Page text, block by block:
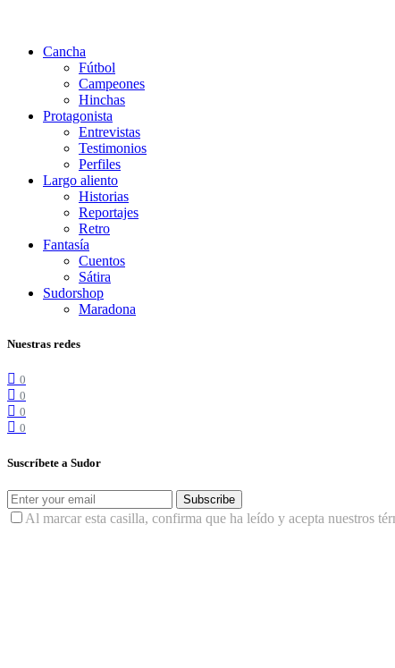
Cancha
Fútbol
Campeones
Hinchas
Protagonista
Entrevistas
Testimonios
Perfiles
Largo aliento
Historias
Reportajes
Retro
Fantasía
Cuentos
Sátira
Sudorshop
Maradona
Nuestras redes
0
0
0
0
Suscríbete a Sudor
Subscribe
Al marcar esta casilla, confirma que ha leído y acepta nuestros